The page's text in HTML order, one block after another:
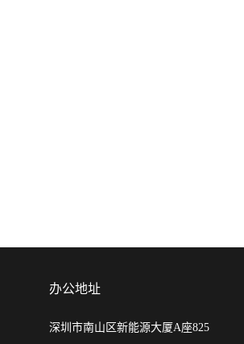
办公地址
深圳市南山区新能源大厦A座825